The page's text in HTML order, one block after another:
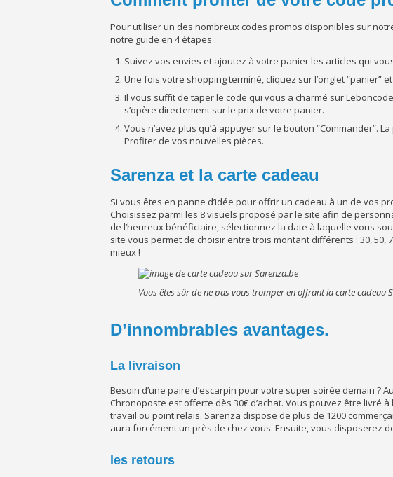
Pour utiliser un des nombreux codes promos disponibles sur
notre guide en 4 étapes :
Suivez vos envies et ajoutez à votre panier les articles qui
Une fois votre shopping terminé, cliquez sur l’onglet “panier” et
Il vous suffit de taper le code qui vous a charmé sur
s’opère directement sur le prix de votre panier.
Vous n’avez plus qu’à appuyer sur le bouton “Commander”.
Profiter de vos nouvelles pièces.
Sarenza et la carte cadeau
Si vous êtes en panne d’idée pour offrir un cadeau à un de vos
Choisissez parmi les 8 visuels proposé par le site afin de
de l’heureux bénéficiaire, sélectionnez la date à laquelle vous
site vous permet de choisir entre trois montant différents : 30, 50,
mieux !
Vous êtes sûr de ne pas vous tromper en offrant la carte cadeau
D’innombrables avantages.
La livraison
Besoin d’une paire d’escarpin pour votre super soirée demain ?
Chronoposte est offerte dès 30€ d’achat. Vous pouvez être livré
travail ou point relais. Sarenza dispose de plus de 1200
aura forcément un près de chez vous. Ensuite, vous disposerez
les retours